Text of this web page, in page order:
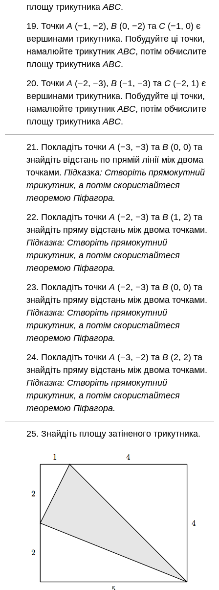
площу трикутникаABC.
19. ТочкиA (−1, −2),B (0, −2) та C (−1, 0) є
вершинами трикутника. Побудуйте ці точки,
намалюйте трикутникABC, потім обчислите
площу трикутникаABC.
20. ТочкиA (−2, −3),B (−1, −3) та C (−2, 1) є
вершинами трикутника. Побудуйте ці точки,
намалюйте трикутникABC, потім обчислите
площу трикутникаABC.
21. Покладіть точкиA (−3, −3) таB (0, 0) та
знайдіть відстань по прямій лінії між двома
точками.Підказка: Створіть прямокутний
трикутник, а потім скористайтеся
теоремою Піфагора.
22. Покладіть точкиA (−2, −3) таB (1, 2) та
знайдіть пряму відстань між двома точками.
Підказка: Створіть прямокутний
трикутник, а потім скористайтеся
теоремою Піфагора.
23. Покладіть точкиA (−2, −3) таB (0, 0) та
знайдіть пряму відстань між двома точками.
Підказка: Створіть прямокутний
трикутник, а потім скористайтеся
теоремою Піфагора.
24. Покладіть точкиA (−3, −2) таB (2, 2) та
знайдіть пряму відстань між двома точками.
Підказка: Створіть прямокутний
трикутник, а потім скористайтеся
теоремою Піфагора.
25. Знайдіть площу затіненого трикутника.